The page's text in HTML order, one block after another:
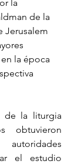
la
de la
Jerusalem
la época
de la liturgia
obtuvieron
el estudio